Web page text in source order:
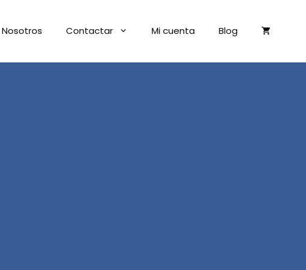
Nosotros Contactar Mi cuenta Blog